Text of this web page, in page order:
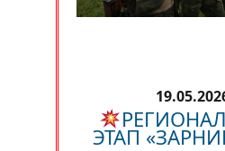
ЭТАП